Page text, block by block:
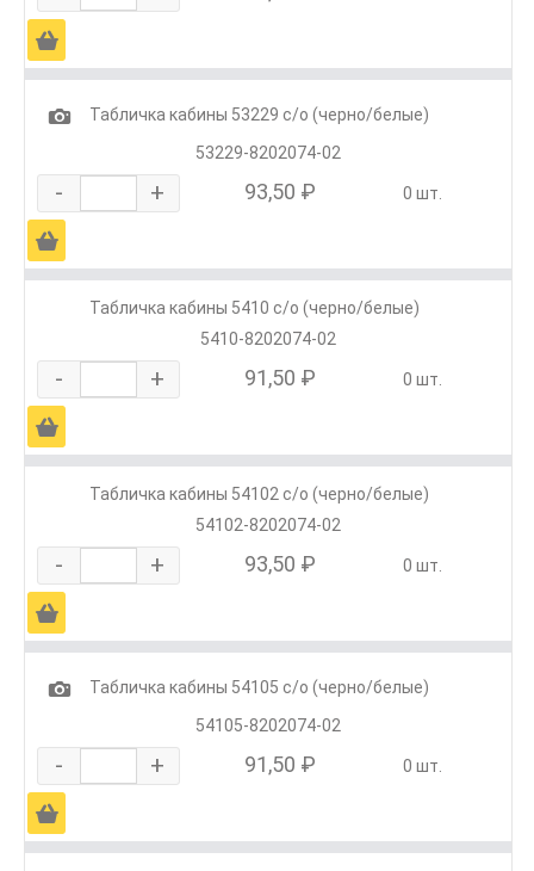
Ä
1
Табличка кабины 53229 с/о (черно/белые)
53229-8202074-02
- + 93,50 ₽ 0 шт.
Ä
Табличка кабины 5410 с/о (черно/белые)
5410-8202074-02
- + 91,50 ₽ 0 шт.
Ä
Табличка кабины 54102 с/о (черно/белые)
54102-8202074-02
- + 93,50 ₽ 0 шт.
Ä
1
Табличка кабины 54105 с/о (черно/белые)
54105-8202074-02
- + 91,50 ₽ 0 шт.
Ä